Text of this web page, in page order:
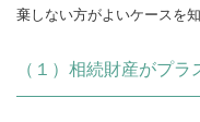
棄しない方がよいケースを
（１）相続財産がプラ